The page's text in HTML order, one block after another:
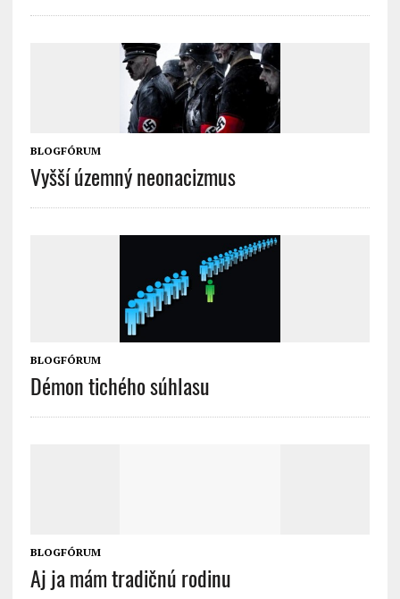
BLOGFÓRUM
Vyšší územný neonacizmus
BLOGFÓRUM
Démon tichého súhlasu
BLOGFÓRUM
Aj ja mám tradičnú rodinu